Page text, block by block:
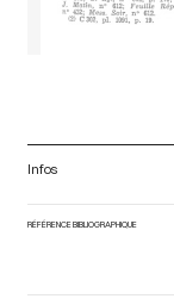
Infos
RÉFÉRENCE BIBLIOGRAPHIQUE